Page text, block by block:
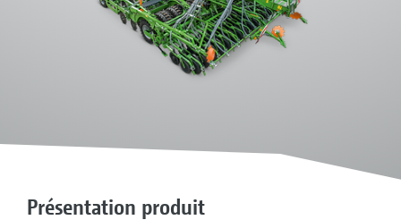
Présentation produit